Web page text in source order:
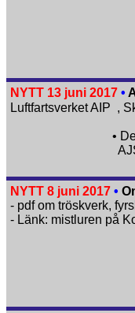
NYTT 13 juni 2017 •
Luftfartsverket AIP ,
•
NYTT 8 juni 2017 •
- pdf om tröskverk,
- Länk: mistluren på